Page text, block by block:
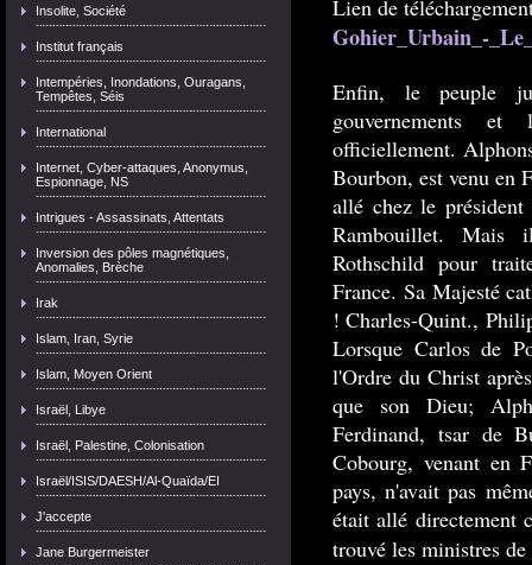
Insolite, Société
Institut français
Intempéries, Inondations, Ouragans,
Tempêtes, Séis
International
Internet, Cyber-attaques, Anonymus,
Espionnage, NS
Intrigues - Assassinats, Attentats
Inversion des pôles magnétiques,
Anomalies, Brèche
Irak
Islam, Iran, Syrie
Islam, Moyen Orient
Israël, Libye
Israël, Palestine, Colonisation
Israël/ISIS/DAESH/Al-Quaïda/EI
J'accepte
Jane Burgermeister
Lien de
Gohier_Urbain_-
Enfin, le peuple
gouvernements
officiellement.
Bourbon, est venu en
allé chez le
Rambouillet.
Rothschild pour
France. Sa Majesté
! Charles-Quint.,
Lorsque Carlos de
l'Ordre du Christ
que son Dieu;
Ferdinand, tsar de
Cobourg, venant en
pays, n'avait pas
était allé directement
trouvé les ministres